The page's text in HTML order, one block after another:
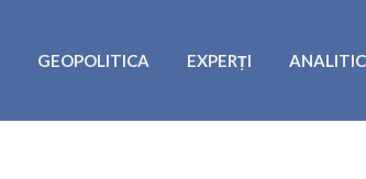
GEOPOLITICA EXPERȚI